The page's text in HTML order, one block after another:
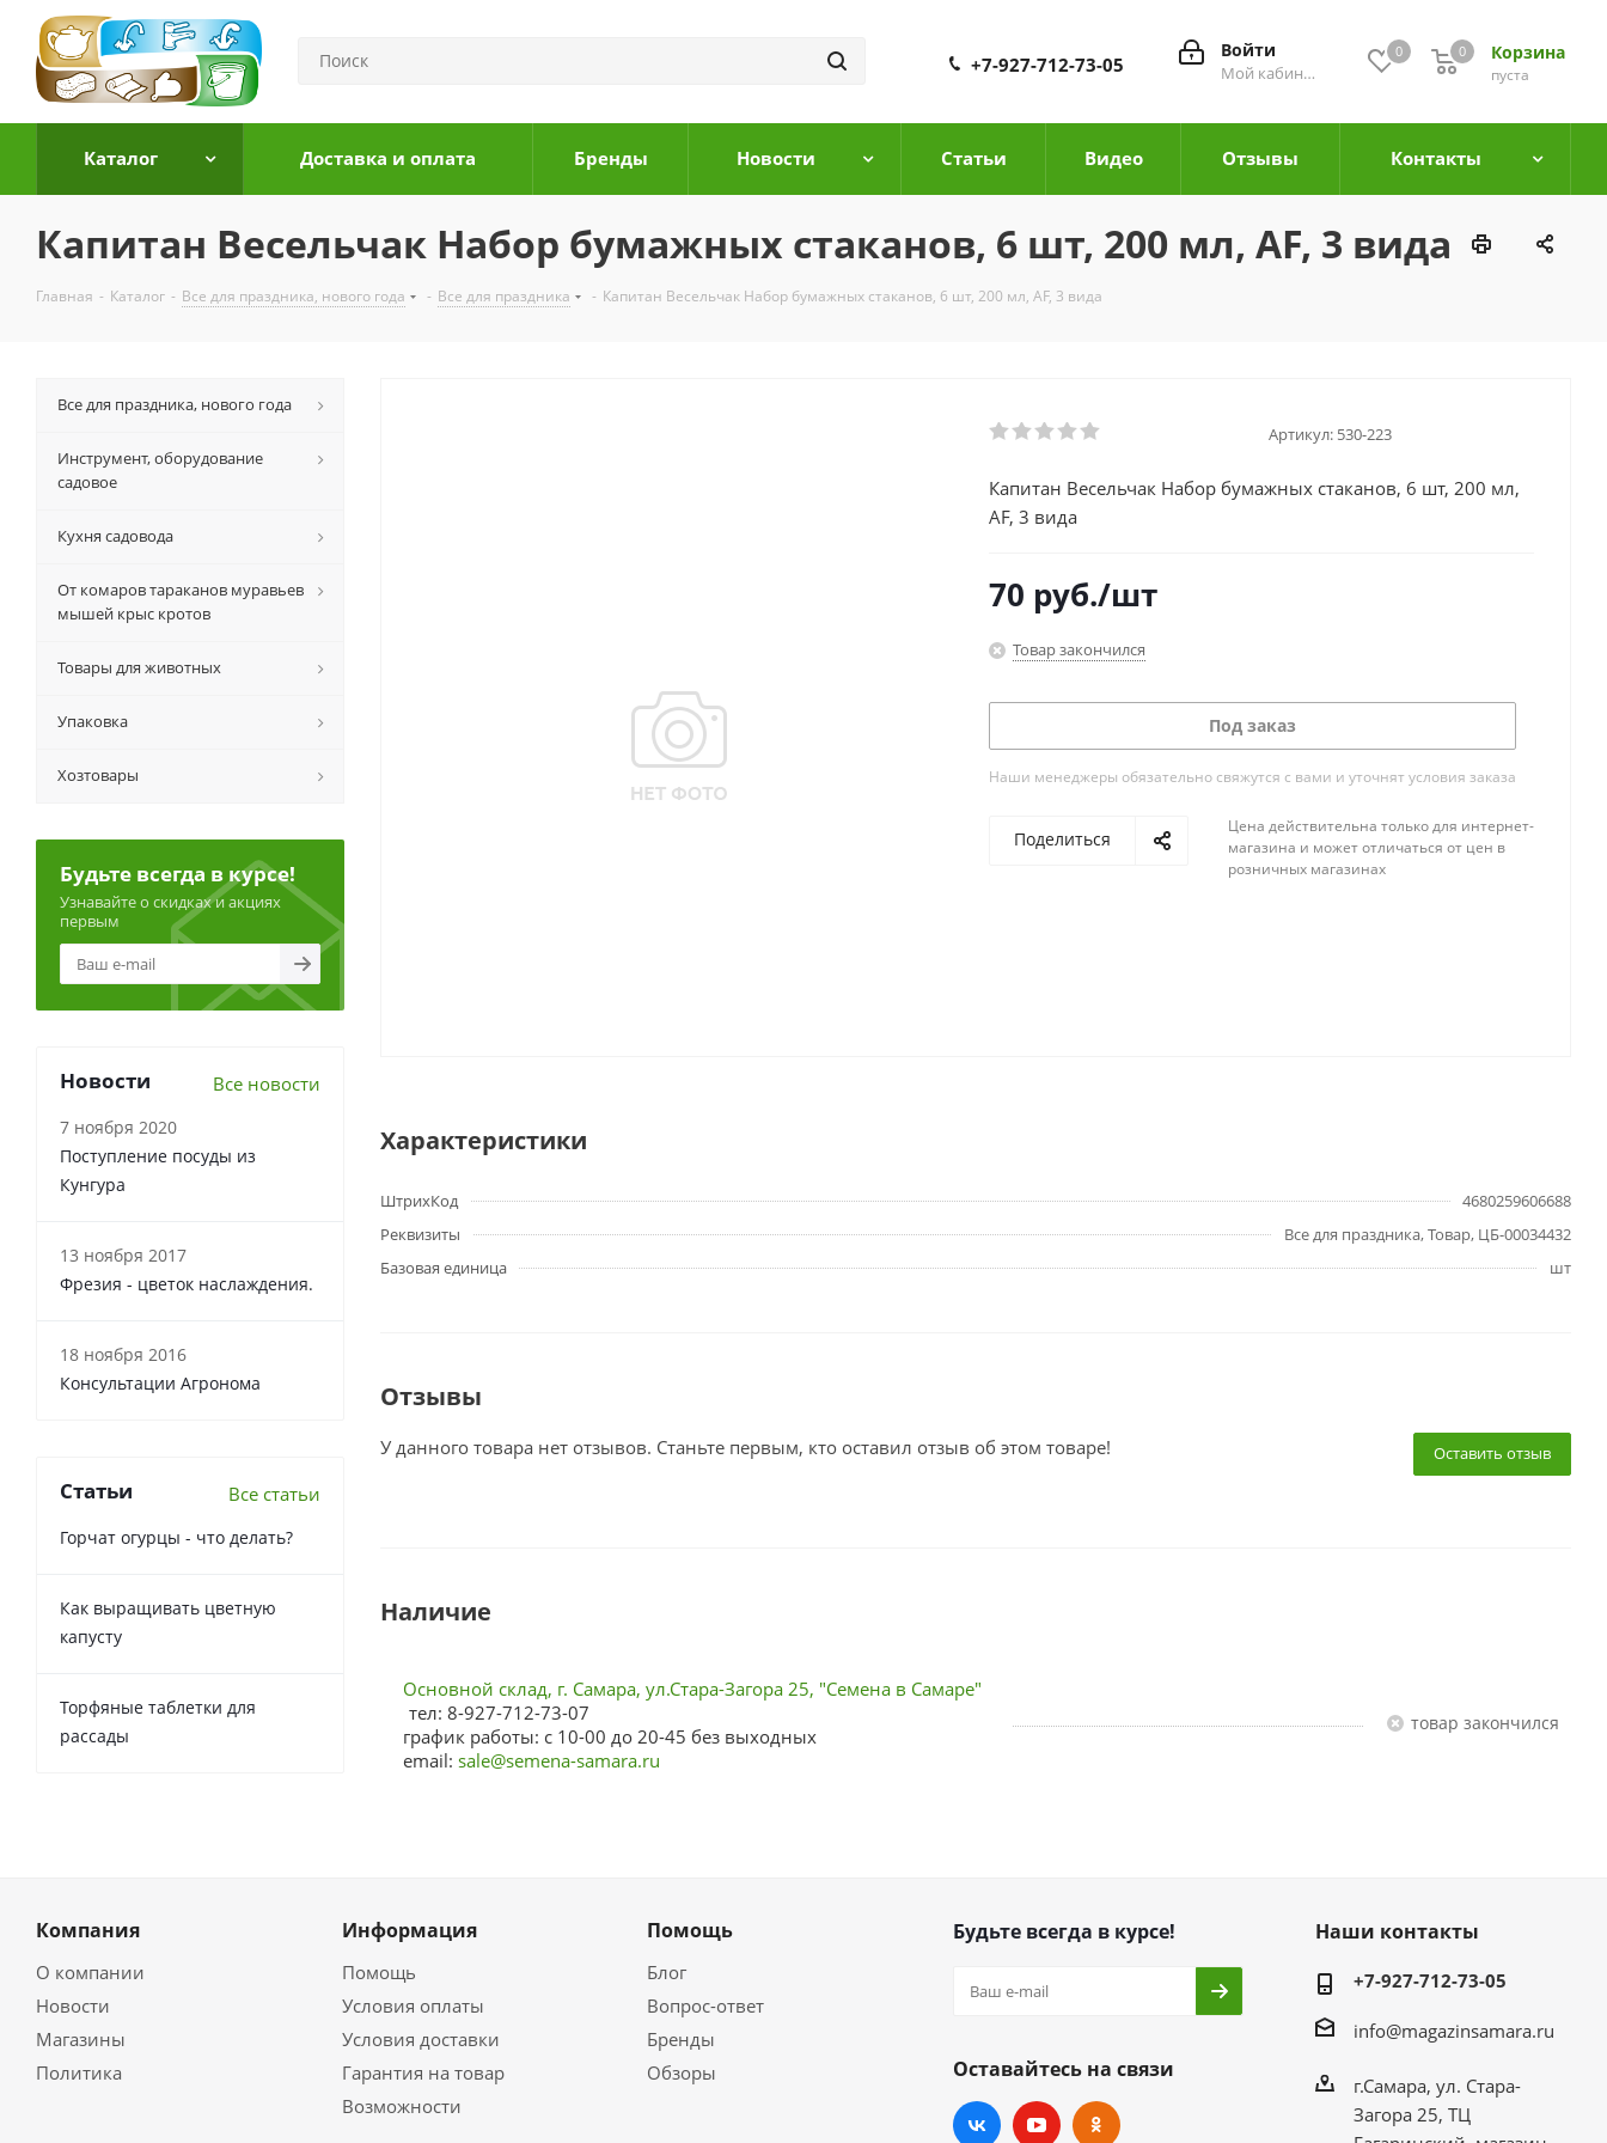
0 Корзина
0
пуста
0
Войти
Мой кабинет
+7-927-712-73-05
Каталог Доставка и оплата Бренды Новости Cтатьи Видео Отзывы Контакты
Капитан Весельчак Набор бумажных стаканов, 6 шт, 200 мл, AF, 3 вида
Главная - Каталог - Все для праздника, нового года - Все для праздника - Капитан Весельчак Набор бумажных стаканов, 6 шт, 200 мл, AF, 3 вида
Артикул: 530-223
Капитан Весельчак Набор бумажных стаканов, 6 шт, 200 мл,
AF, 3 вида
70 руб./шт
Товар закончился
Под заказ
Наши менеджеры обязательно свяжутся с вами и уточнят условия заказа
Поделиться
Цена действительна только для интернет-
магазина и может отличаться от цен в
розничных магазинах
Характеристики
ШтрихКод
4680259606688
Реквизиты
Все для праздника, Товар, ЦБ-00034432
Базовая единица
шт
Отзывы
Оставить отзыв
У данного товара нет отзывов. Станьте первым, кто оставил отзыв об этом товаре!
Наличие
Основной склад, г. Самара, ул.Стара-Загора 25, "Семена в Самаре"
тел: 8-927-712-73-07
график работы: с 10-00 до 20-45 без выходных
email: sale@semena-samara.ru
Товар закончился
Все для праздника, нового года
Инструмент, оборудование
садовое
Кухня садовода
От комаров тараканов муравьев
мышей крыс кротов
Товары для животных
Упаковка
Хозтовары
Будьте всегда в курсе!
Узнавайте о скидках и акциях
первым
Новости Все новости
7 ноября 2020
Поступление посуды из
Кунгура
13 ноября 2017
Фрезия - цветок наслаждения.
18 ноября 2016
Консультации Агронома
Статьи Все статьи
Горчат огурцы - что делать?
Как выращивать цветную
капусту
Торфяные таблетки для
рассады
Компания
О компании
Новости
Магазины
Политика
Информация
Помощь
Условия оплаты
Условия доставки
Гарантия на товар
Возможности
Помощь
Блог
Вопрос-ответ
Бренды
Обзоры
Будьте всегда в курсе!
Оставайтесь на связи
Наши контакты
+7-927-712-73-05
info@magazinsamara.ru
г.Самара, ул. Стара-
Загора 25, ТЦ